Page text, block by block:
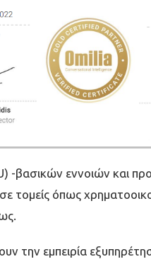
βασικών εννοιών και
τομείς όπως
την εμπειρία